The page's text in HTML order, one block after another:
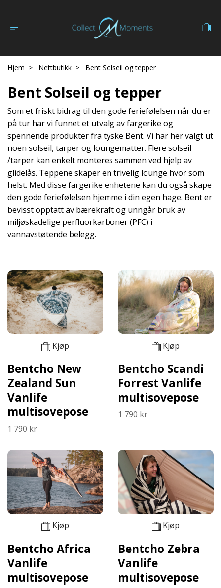
Hjem Nettbutikk Bent Solseil og tepper
Bent Solseil og tepper
Som et friskt bidrag til den gode feriefølelsen når du er
på tur har vi funnet et utvalg av fargerike og
spennende produkter fra tyske Bent. Vi har her valgt ut
noen solseil, tarper og loungematter. Flere solseil
/tarper kan enkelt monteres sammen ved hjelp av
glidelås. Teppene skaper en trivelig lounge hvor som
helst. Med disse fargerike enhetene kan du også skape
den gode feriefølelsen hjemme i din egen hage. Bent er
bevisst opptatt av bærekraft og unngår bruk av
miljøskadelige perfluorkarboner (PFC) i
vannavstøtende belegg.
Kjøp
Bentcho New
Zealand Sun
Vanlife
multisovepose
1 790 kr
Kjøp
Bentcho Scandi
Forrest Vanlife
multisovepose
1 790 kr
Kjøp
Bentcho Africa
Vanlife
multisovepose
Kjøp
Bentcho Zebra
Vanlife
multisovepose